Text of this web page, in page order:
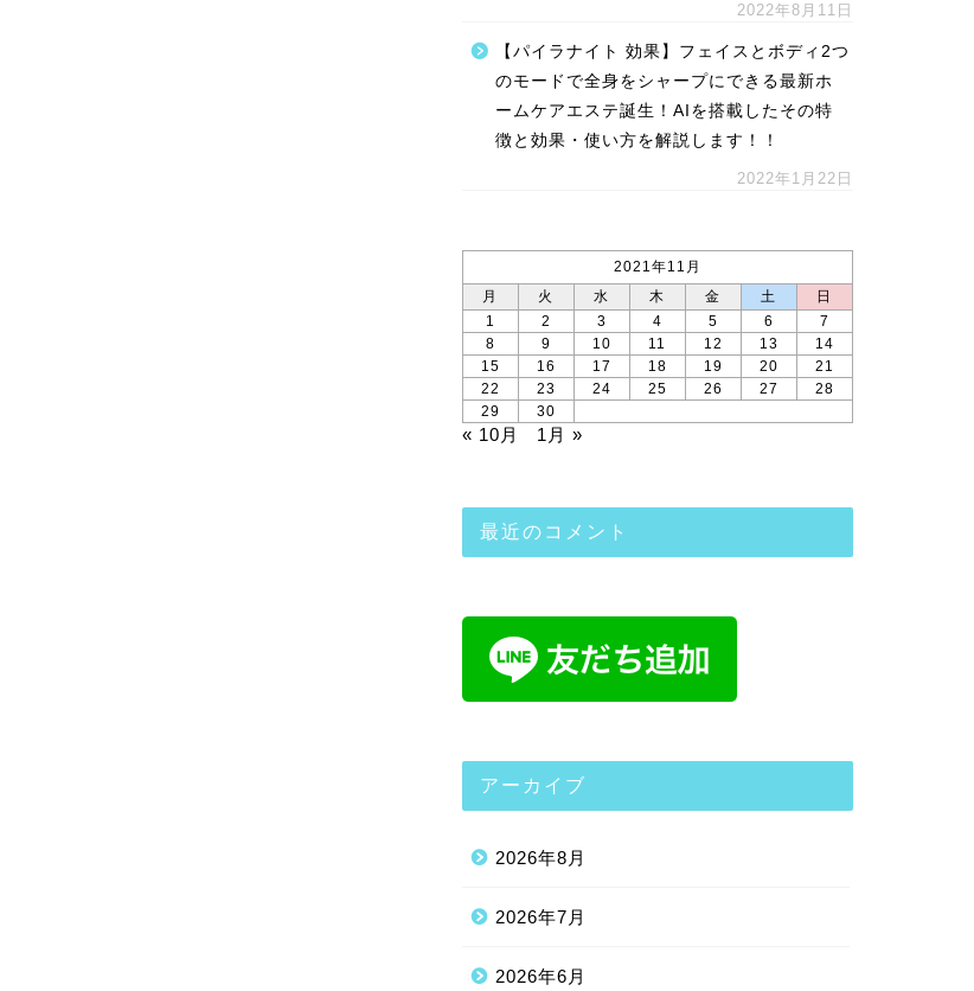
2022年8月11日
【パイラナイト 効果】フェイスとボディ2つ
のモードで全身をシャープにできる最新ホ
ームケアエステ誕生！AIを搭載したその特
徴と効果・使い方を解説します！！
2022年1月22日
2021年11月
月
火 水 木 金 土
日
1
2 3 4 5 6
7
8
9 10 11 12 13
14
15
16 17 18 19 20
21
22
23 24 25 26 27
28
29
30
« 10月 1月 »
最近のコメント
アーカイブ
2026年8月
2026年7月
2026年6月